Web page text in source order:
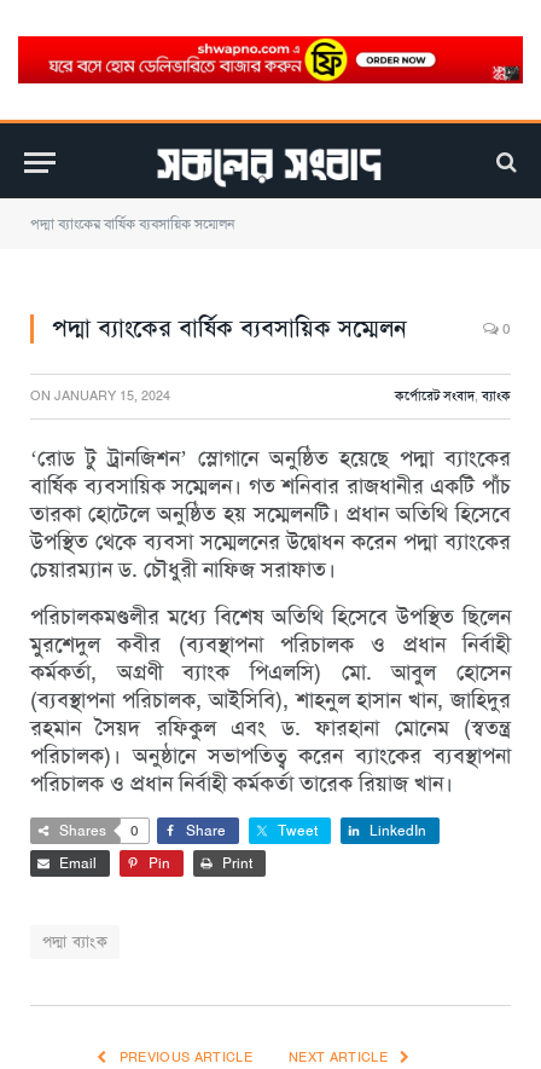
পদ্মা ব্যাংকের বার্ষিক ব্যবসায়িক সম্মেলন
পদ্মা ব্যাংকের বার্ষিক ব্যবসায়িক সম্মেলন 0
ON JANUARY 15, 2024 কর্পোরেট সংবাদ,ব্যাংক
‘রোড টু ট্রানজিশন’ স্লোগানে অনুষ্ঠিত হয়েছে পদ্মা ব্যাংকের
বার্ষিক ব্যবসায়িক সম্মেলন। গত শনিবার রাজধানীর একটি পাঁচ
তারকা হোটেলে অনুষ্ঠিত হয় সম্মেলনটি। প্রধান অতিথি হিসেবে
উপস্থিত থেকে ব্যবসা সম্মেলনের উদ্বোধন করেন পদ্মা ব্যাংকের
চেয়ারম্যান ড. চৌধুরী নাফিজ সরাফাত।
পরিচালকমণ্ডলীর মধ্যে বিশেষ অতিথি হিসেবে উপস্থিত ছিলেন
মুরশেদুল কবীর (ব্যবস্থাপনা পরিচালক ও প্রধান নির্বাহী
কর্মকর্তা, অগ্রণী ব্যাংক পিএলসি) মো. আবুল হোসেন
(ব্যবস্থাপনা পরিচালক, আইসিবি), শাহনুল হাসান খান, জাহিদুর
রহমান সৈয়দ রফিকুল এবং ড. ফারহানা মোনেম (স্বতন্ত্র
পরিচালক)। অনুষ্ঠানে সভাপতিত্ব করেন ব্যাংকের ব্যবস্থাপনা
পরিচালক ও প্রধান নির্বাহী কর্মকর্তা তারেক রিয়াজ খান।
Shares 0 Share Tweet
LinkedIn
Email
Pin Print
পদ্মা ব্যাংক
PREVIOUS ARTICLE NEXT ARTICLE